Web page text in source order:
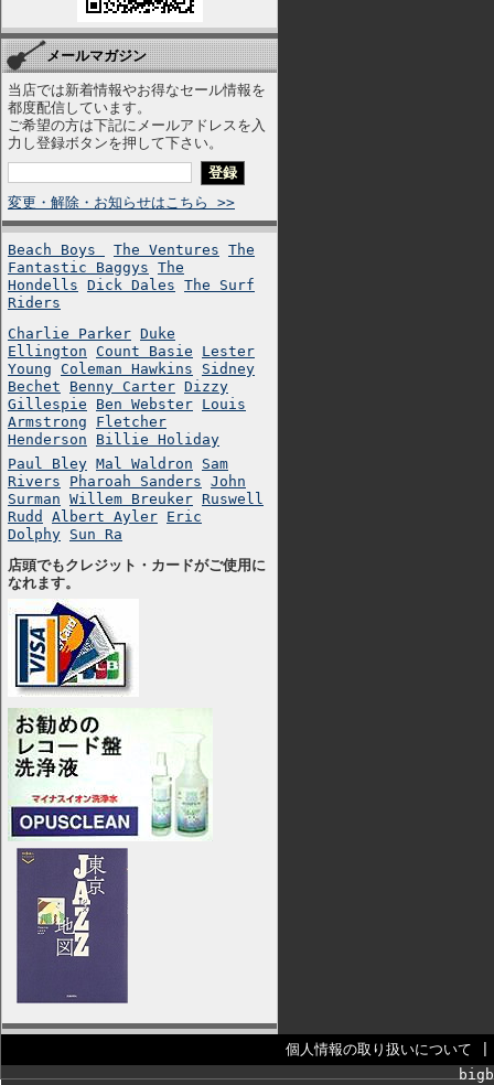
メールマガジン
当店では新着情報やお得なセール情報を
都度配信しています。
ご希望の方は下記にメールアドレスを入
力し登録ボタンを押して下さい。
変更・解除・お知らせはこちら >>
Beach Boys The Ventures The
Fantastic Baggys The
Hondells Dick Dales The Surf
Riders
Charlie Parker Duke
Ellington Count Basie
Lester
Young Coleman Hawkins
Sidney
Bechet
Benny Carter Dizzy
Gillespie
Ben Webster Louis
Armstrong
Fletcher
Henderson
Billie Holiday
Paul Bley Mal Waldron
Sam
Rivers
Pharoah Sanders John
Surman Willem Breuker Ruswell
Rudd
Albert Ayler Eric
Dolphy Sun Ra
店頭でもクレジット・カードがご使用に
なれます。
個人情報の取り扱いについて